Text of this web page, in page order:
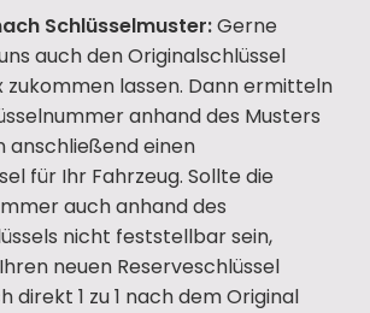
Schlüsselmuster:Gerne
auch den Originalschlüssel
zukommen lassen. Dann ermitteln
anhand des Musters
anschließend einen
für Ihr Fahrzeug. Sollte die
auch anhand des
nicht feststellbar sein,
neuen Reserveschlüssel
direkt 1 zu 1 nach dem Original